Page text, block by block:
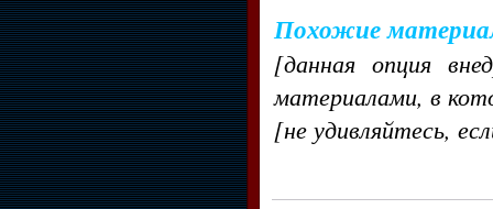
Похожие
[данная опция
материалами, в
[не удивляйтесь,